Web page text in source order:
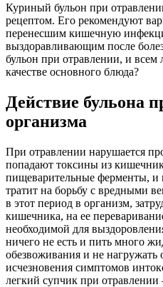
Куриный бульон при
рецептом. Его рекомендуют
перенесшим кишечную
выздоравливающим после
бульон при отравлении, и всем
качестве основного блюда?
Действие бульона
организма
При отравлении нарушается
попадают токсины из
пищеварительные ферменты, и
тратит на борьбу с вредными
в этот период в организм,
кишечника, на ее
необходимой для
ничего не есть и пить много
обезвоживания и не нагружать
исчезновения симптомов
легкий супчик при